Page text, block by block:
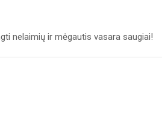
nelaimių ir mėgautis vasara saugiai!